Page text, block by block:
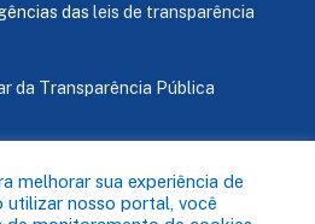
das leis de transparência
da Transparência Pública
a Câmara de Capanema
melhorar sua experiência de
utilizar nosso portal, você